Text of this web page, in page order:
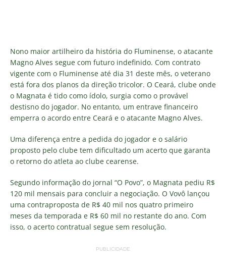
Nono maior artilheiro da história do Fluminense, o atacante
Magno Alves segue com futuro indefinido. Com contrato
vigente com o Fluminense até dia 31 deste mês, o veterano
está fora dos planos da direção tricolor. O Ceará, clube onde
o Magnata é tido como ídolo, surgia como o provável
destisno do jogador. No entanto, um entrave financeiro
emperra o acordo entre Ceará e o atacante Magno Alves.
Uma diferença entre a pedida do jogador e o salário
proposto pelo clube tem dificultado um acerto que garanta
o retorno do atleta ao clube cearense.
Segundo informação do jornal “O Povo”, o Magnata pediu R$
120 mil mensais para concluir a negociação. O Vovô lançou
uma contraproposta de R$ 40 mil nos quatro primeiro
meses da temporada e R$ 60 mil no restante do ano. Com
isso, o acerto contratual segue sem resolução.
PUBLICIDADE